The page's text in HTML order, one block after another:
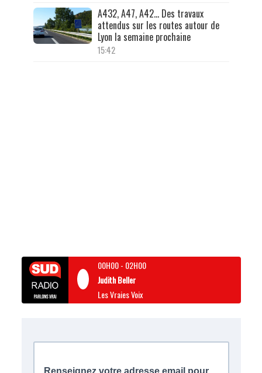
A432, A47, A42… Des travaux
attendus sur les routes autour de
Lyon la semaine prochaine
15:42
00H00- 02H00
Judith Beller
Les Vraies Voix